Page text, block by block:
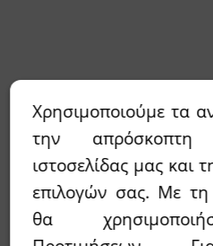
Χρησιμοποιούμε τα
την απρόσκοπτη
ιστοσελίδας μας και
επιλογών σας. Με
θα